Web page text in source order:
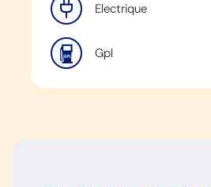
Electrique
Gpl